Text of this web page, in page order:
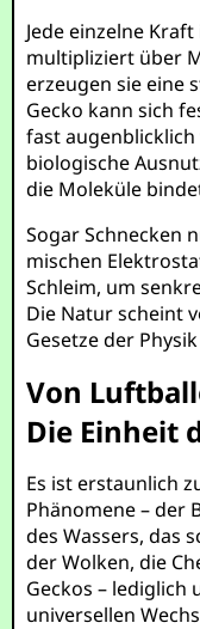
Jede einzelne
multipliziert über
erzeugen sie eine
Gecko kann sich
fast
biologische
die Moleküle
Sogar Schnecken
mischen
Schleim, um
Die Natur scheint
Gesetze der
Von
Die Einheit
Es ist erstaunlich
Phänomene – der
des Wassers, das
der Wolken, die
Geckos – lediglich
universellen